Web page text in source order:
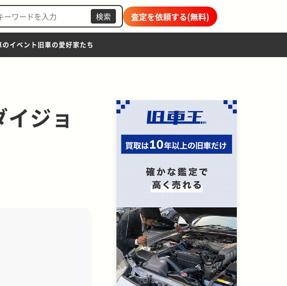
検索 査定を依頼する(無料)
のイベント 旧車の愛好家たち
ジョ